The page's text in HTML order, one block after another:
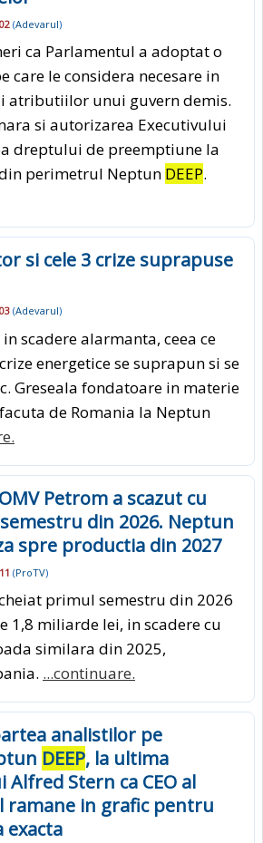
(Adevarul)
ca Parlamentul a adoptat o
care le considera necesare in
atributiilor unui guvern demis.
si autorizarea Executivului
dreptului de preemptiune la
perimetrul Neptun DEEP.
si cele 3 crize suprapuse
(Adevarul)
scadere alarmanta, ceea ce
energetice se suprapun si se
Greseala fondatoare in materie
de Romania la Neptun
Petrom a scazut cu
din 2026. Neptun
spre productia din 2027
(ProTV)
primul semestru din 2026
1,8 miliarde lei, in scadere cu
similara din 2025,
...continuare.
analistilor pe
DEEP, la ultima
Stern ca CEO al
ramane in grafic pentru
exacta